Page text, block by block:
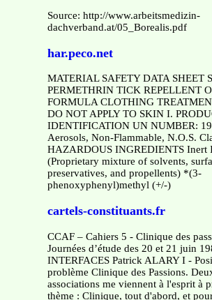
Source: http://www.arbeitsmedizin-
dachverband.at/05_Borealis.pdf
har.peco.net
MATERIAL SAFETY DATA SHEET
PERMETHRIN TICK REPELLENT
FORMULA CLOTHING
DO NOT APPLY TO SKIN I.
IDENTIFICATION UN NUMBER:
Aerosols, Non-Flammable, N.O.S.
HAZARDOUS INGREDIENTS Inert
(Proprietary mixture of solvents,
preservatives, and propellents) *(3-
phenoxyphenyl)methyl (+/-)
cartels-constituants.fr
CCAF – Cahiers 5 - Clinique des
Journées d’étude des 20 et 21 juin
INTERFACES Patrick ALARY I -
problème Clinique des Passions.
associations me viennent à l'esprit à
thème : Clinique, tout d'abord, et